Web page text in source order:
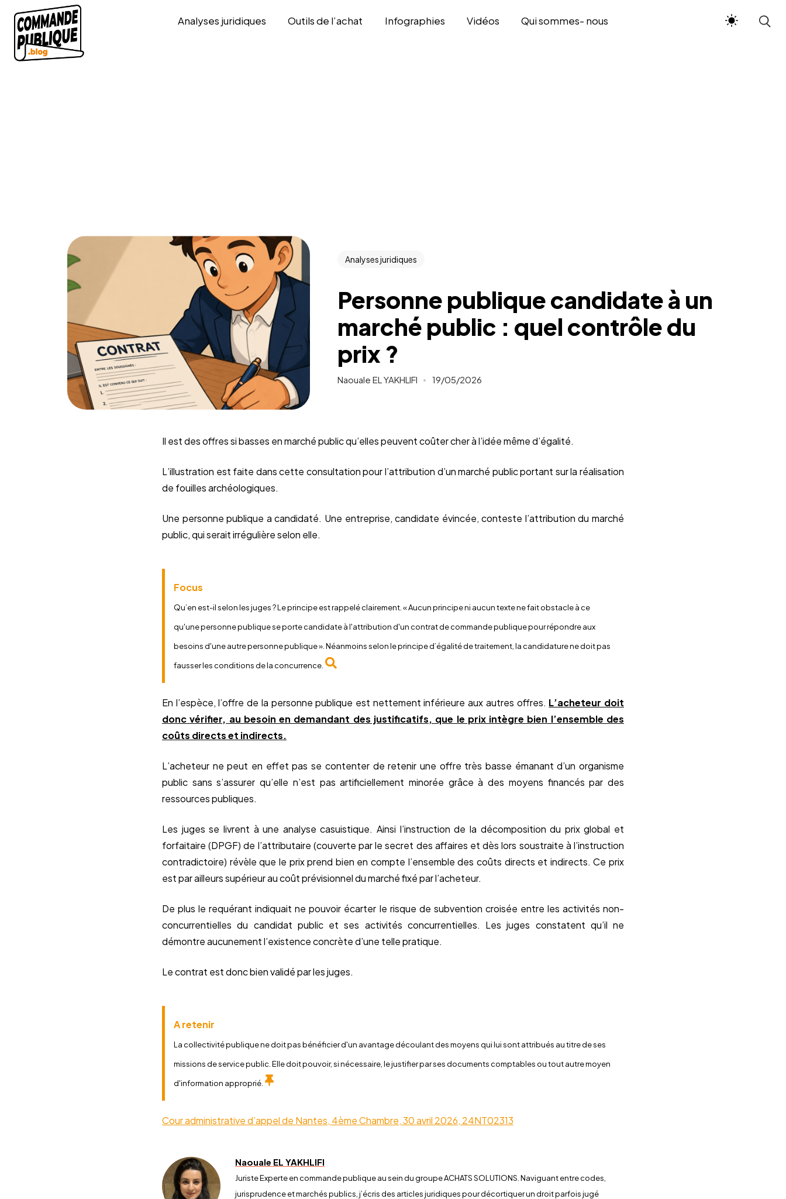
Analyses juridiques Outils de l’achat Infographies Vidéos Qui sommes- nous
Analyses juridiques
Personne publique candidate à un
marché public : quel contrôle du
prix ?
Naouale EL YAKHLIFI 19/05/2026
Il est des offres si basses en marché public qu’elles peuvent coûter cher à l’idée même d’égalité.
L’illustration est faite dans cette consultation pour l’attribution d’un marché public portant sur la réalisation
de fouilles archéologiques.
Une personne publique a candidaté. Une entreprise, candidate évincée, conteste l’attribution du marché
public, qui serait irrégulière selon elle.
Focus
Qu’en est-il selon les juges ? Le principe est rappelé clairement. « Aucun principe ni aucun texte ne fait obstacle à ce
qu'une personne publique se porte candidate à l'attribution d'un contrat de commande publique pour répondre aux
besoins d'une autre personne publique ». Néanmoins selon le principe d’égalité de traitement, la candidature ne doit pas
fausser les conditions de la concurrence.
En l’espèce, l’offre de la personne publique est nettement inférieure aux autres offres. L’acheteur doit
donc vérifier, au besoin en demandant des justificatifs, que le prix intègre bien l’ensemble des
coûts directs et indirects.
L’acheteur ne peut en effet pas se contenter de retenir une offre très basse émanant d’un organisme
public sans s’assurer qu’elle n’est pas artificiellement minorée grâce à des moyens financés par des
ressources publiques.
Les juges se livrent à une analyse casuistique. Ainsi l’instruction de la décomposition du prix global et
forfaitaire (DPGF) de l’attributaire (couverte par le secret des affaires et dès lors soustraite à l’instruction
contradictoire) révèle que le prix prend bien en compte l’ensemble des coûts directs et indirects. Ce prix
est par ailleurs supérieur au coût prévisionnel du marché fixé par l’acheteur.
De plus le requérant indiquait ne pouvoir écarter le risque de subvention croisée entre les activités non-
concurrentielles du candidat public et ses activités concurrentielles. Les juges constatent qu’il ne
démontre aucunement l’existence concrète d’une telle pratique.
Le contrat est donc bien validé par les juges.
A retenir
La collectivité publique ne doit pas bénéficier d'un avantage découlant des moyens qui lui sont attribués au titre de ses
missions de service public. Elle doit pouvoir, si nécessaire, le justifier par ses documents comptables ou tout autre moyen
d'information approprié.
Cour administrative d’appel de Nantes, 4ème Chambre, 30 avril 2026, 24NT02313
Naouale EL YAKHLIFI
Juriste Experte en commande publique au sein du groupe ACHATS SOLUTIONS. Naviguant entre codes,
jurisprudence et marchés publics, j’écris des articles juridiques pour décortiquer un droit parfois jugé